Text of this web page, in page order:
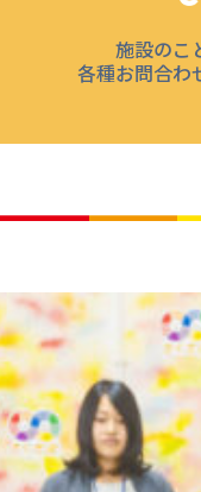
施設のこ
各種お問合わ